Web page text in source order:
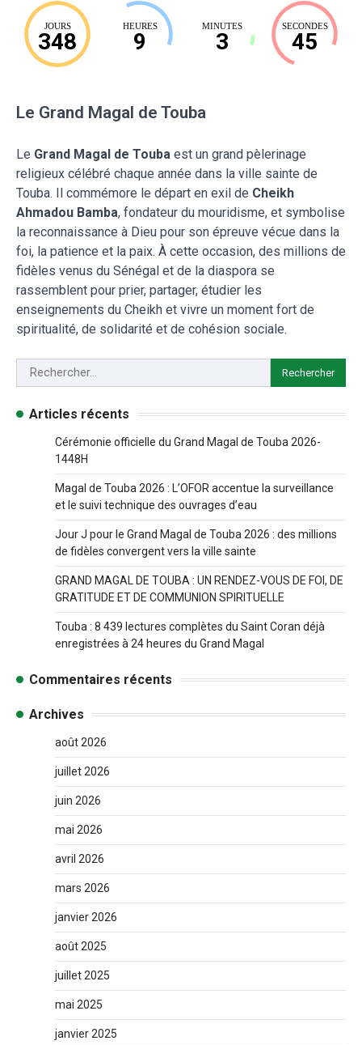
JOURS
348
HEURES
9
MINUTES
3
SECONDES
44
Le Grand Magal de Touba
Le Grand Magal de Touba est un grand pèlerinage
religieux célébré chaque année dans la ville sainte de
Touba. Il commémore le départ en exil de Cheikh
Ahmadou Bamba, fondateur du mouridisme, et symbolise
la reconnaissance à Dieu pour son épreuve vécue dans la
foi, la patience et la paix. À cette occasion, des millions de
fidèles venus du Sénégal et de la diaspora se
rassemblent pour prier, partager, étudier les
enseignements du Cheikh et vivre un moment fort de
spiritualité, de solidarité et de cohésion sociale.
Articles récents
Cérémonie officielle du Grand Magal de Touba 2026-
1448H
Magal de Touba 2026 : L’OFOR accentue la surveillance
et le suivi technique des ouvrages d’eau
Jour J pour le Grand Magal de Touba 2026 : des millions
de fidèles convergent vers la ville sainte
GRAND MAGAL DE TOUBA : UN RENDEZ-VOUS DE FOI, DE
GRATITUDE ET DE COMMUNION SPIRITUELLE
Touba : 8 439 lectures complètes du Saint Coran déjà
enregistrées à 24 heures du Grand Magal
Commentaires récents
Archives
août 2026
juillet 2026
juin 2026
mai 2026
avril 2026
mars 2026
janvier 2026
août 2025
juillet 2025
mai 2025
janvier 2025